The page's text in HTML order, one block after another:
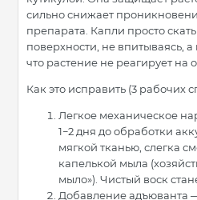
сильно снижает
препарата. Капли просто
поверхности, не впитываясь,
что растение не реагирует на
Как это исправить (3 рабочих
Легкое механическое
1−2 дня до обработки
мягкой тканью, слегка
капелькой мыла
мыло»). Чистый воск
Добавление адъюванта